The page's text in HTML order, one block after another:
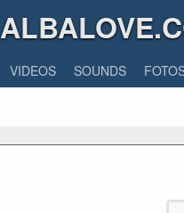
VIDEOS SOUNDS